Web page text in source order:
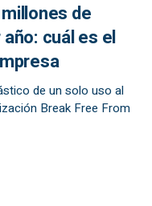
de
cuál es el
de un solo uso al
Break Free From